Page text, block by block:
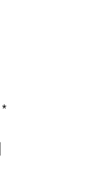
*Obligatorio